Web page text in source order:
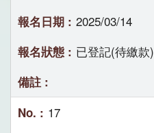
2025/03/14
已登記(待繳款)
17